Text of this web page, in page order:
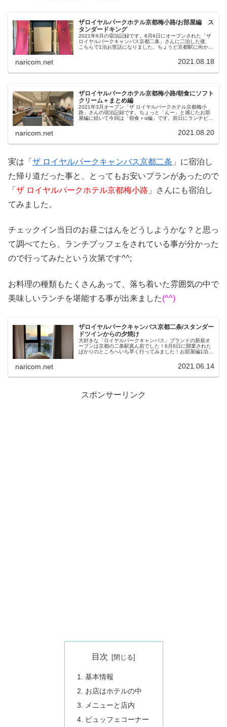
ザロイヤルパークホテル京都梅小路/お部屋編 ス
タンダードキング
2021年6月の宿泊記録です。6月6日にオープンされた「ザ
ロイヤルパークキャンバス京都二条」さんに二泊した後、
こちらで1泊お世話になりました。ちょうど京都駅に向かう
naricom.net 2021.08.18
ザロイヤルパークホテル京都梅小路/朝食にソフト
クリーム＋まとめ編
2021年3月オープン「ザ ロイヤルパークホテル京都梅小
路」さんの宿泊記録です。ちょっと「んー」と感じたお部
屋編に続いて今回は「朝食＋α編」です。前日にランチビュ
naricom.net 2021.08.20
実は「 ザ ロイヤルパークキャンバス京都二条 」に宿泊し
た帰り道だった事と、とってもお安いプランがあったので
「 ザ ロイヤルパークホテル京都梅小路 」さんにも宿泊し
てみました。
チェックイン当日のお昼ごはんをどうしようかな？と思っ
て調べてたら、ランチブッフェをされている事が分かった
ので行ってみたという次第です^^;
お料理の種類もたくさんあって、落ち着いた雰囲気の中で
美味しいランチを堪能する事が出来ました(^^)
ザロイヤルパークキャンバス京都二条/スタンダー
ドツインからの夕焼け
大好きな「ロイヤルパークキャンバス」ブランドの新規オ
ープンは京都の二条駅真ん前でした！6月6日に開業された
ばかりのところへいち早く行ってみました！お部屋編1泊目
naricom.net 2021.06.14
スポンサーリンク
目次
基本情報
お店はホテルの中
メニューと店内
ビュッフェコーナー